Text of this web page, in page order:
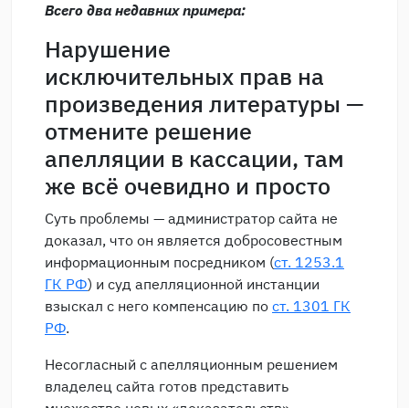
Всего два недавних примера:
Нарушение
исключительных прав на
произведения литературы —
отмените решение
апелляции в кассации, там
же всё очевидно и просто
Суть проблемы — администратор сайта не
доказал, что он является добросовестным
информационным посредником (ст. 1253.1
ГК РФ) и суд апелляционной инстанции
взыскал с него компенсацию по ст. 1301 ГК
РФ.
Несогласный с апелляционным решением
владелец сайта готов представить